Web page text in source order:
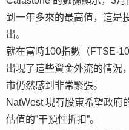
到一年多來的最高值，這是
出。
就在富時100指數（FTSE-
出現了這些資金外流的情況
市仍然感到非常緊張。
NatWest 現有股東希望政府
估值的”干預性折扣”。